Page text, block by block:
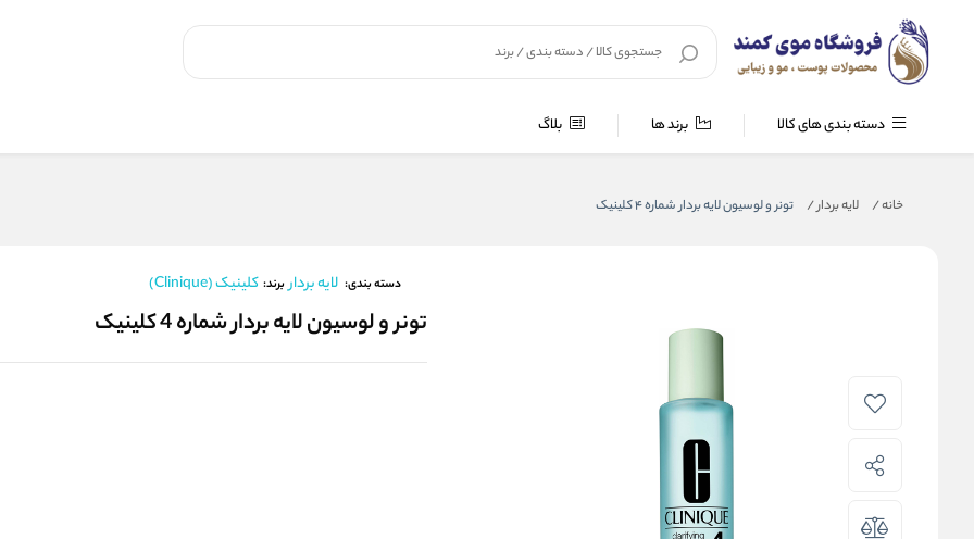
دسته بندی های کالا برند ها بلاگ
خانه/ لایه بردار/ تونر و لوسیون لایه بردار شماره 4 کلینیک
دسته بندی: لایه بردار برند: کلینیک (Clinique)
تونر و لوسیون لایه بردار شماره 4 کلینیک